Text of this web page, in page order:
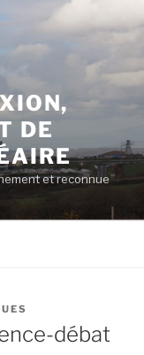
DE
et reconnue
débat